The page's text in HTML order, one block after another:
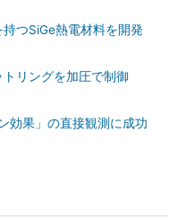
つSiGe熱電材料を開発
リングを加圧で制御
効果」の直接観測に成功